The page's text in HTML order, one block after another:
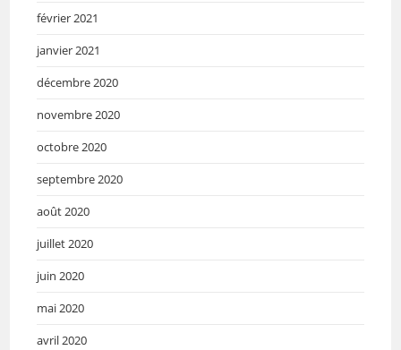
février 2021
janvier 2021
décembre 2020
novembre 2020
octobre 2020
septembre 2020
août 2020
juillet 2020
juin 2020
mai 2020
avril 2020